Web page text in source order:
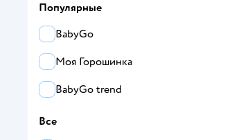
Популярные
BabyGo
Моя Горошинка
BabyGo trend
Все